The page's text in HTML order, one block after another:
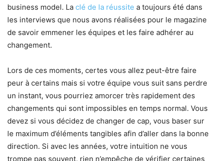
business model. La clé de la réussite a toujours été dans
les interviews que nous avons réalisées pour le magazine
de savoir emmener les équipes et les faire adhérer au
changement.
Lors de ces moments, certes vous allez peut-être faire
peur à certains mais si votre équipe vous suit sans perdre
un instant, vous pourriez amorcer très rapidement des
changements qui sont impossibles en temps normal. Vous
devez si vous décidez de changer de cap, vous baser sur
le maximum d’éléments tangibles afin d’aller dans la bonne
direction. Si avec les années, votre intuition ne vous
trompe pas souvent, rien n’empêche de vérifier certaines